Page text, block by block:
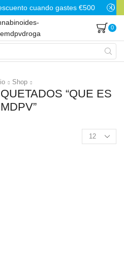
cuando gastes €500
0
Shop
“QUE ES
Products
per